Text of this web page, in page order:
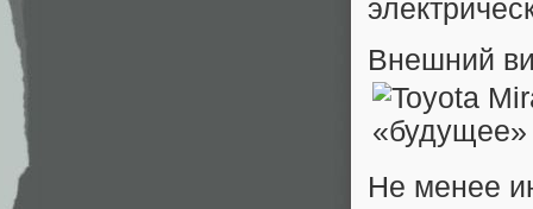
Внешний
Не менее